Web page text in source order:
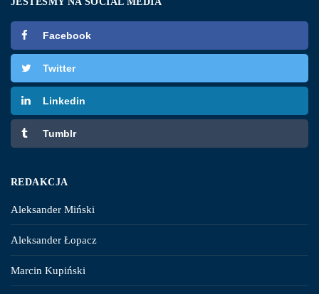
Facebook
Twitter
Linkedin
Tumblr
REDAKCJA
Aleksander Miński
Aleksander Łopacz
Marcin Kupiński